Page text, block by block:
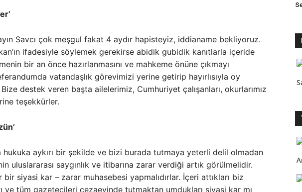
Savcı çok meşgul fakat 4 aydır hapisteyiz, iddianame bekliyoruz.
ifadesiyle söylemek gerekirse abidik gubidik kanıtlarla içeride
bir an önce hazırlanmasını ve mahkeme önüne çıkmayı
vatandaşlık görevimizi yerine getirip hayırlısıyla oy
destek veren başta ailelerimiz, Cumhuriyet çalışanları, okurlarımız
teşekkürler.
hukuka aykırı bir şekilde ve bizi burada tutmaya yeterli delil olmadan
uluslararası saygınlık ve itibarına zarar verdiği artık görülmelidir.
bir siyasi kar – zarar muhasebesi yapmalıdırlar. İçeri attıkları biz
ve tüm gazetecileri cezaevinde tutmaktan umdukları siyasi kar mı